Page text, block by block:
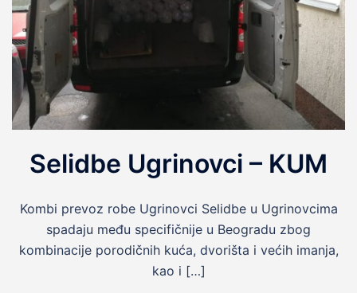
Selidbe Ugrinovci – KUM
Kombi prevoz robe Ugrinovci Selidbe u Ugrinovcima
spadaju među specifičnije u Beogradu zbog
kombinacije porodičnih kuća, dvorišta i većih imanja,
kao i […]